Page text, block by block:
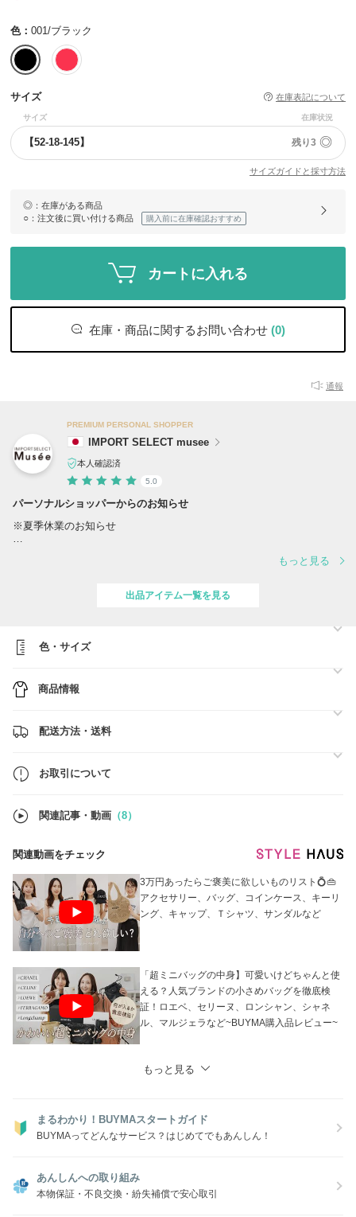
色： 001/ブラック
サイズ 在庫表記について
サイズ 在庫状況
【52-18-145】 残り3 ◎
サイズガイドと採寸方法
◎ ：在庫がある商品
○ ：注文後に買い付ける商品 購入前に在庫確認おすすめ
カートに入れる
在庫・商品に関するお問い合わせ (0)
通報
PREMIUM PERSONAL SHOPPER
IMPORT SELECT musee
本人確認済
5.0
パーソナルショッパーからのお知らせ
※夏季休業のお知らせ
・休業日 8/8(土)、8/9(日)、11(火)、13(木)、14(金)、15(土)、16(日)
いただきます。
●ご注文前に必ず【お取引について】の内容のご確認をお願いいたしま
→
https://www.buyma.com/buyer/841549/post/337736.html
買付済の商品のみを販売しており手元に在庫がございます。
※なお、システム上、他サイトでも販売しているため、タイムラグによ
あらかじめご了承ください。
もっと見る
出品アイテム一覧を見る
色・サイズ
商品情報
配送方法・送料
お取引について
関連記事・動画 （8）
関連動画をチェック
3万円あったらご褒美に欲しいものリスト💍👜
アクセサリー、バッグ、コインケース、キーリ
ング、キャップ、Ｔシャツ、サンダルなど
「超ミニバッグの中身】可愛いけどちゃんと使
える？人気ブランドの小さめバッグを徹底検
証！ロエベ、セリーヌ、ロンシャン、シャネ
ル、マルジェラなど~BUYMA購入品レビュー~
もっと見る
まるわかり！BUYMAスタートガイド
BUYMAってどんなサービス？はじめてでもあんしん！
あんしんへの取り組み
本物保証・不良交換・紛失補償で安心取引